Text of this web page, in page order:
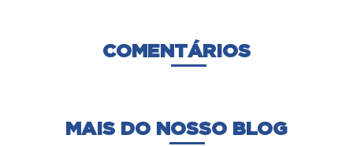
COMENTÁRIOS
MAIS DO NOSSO BLOG